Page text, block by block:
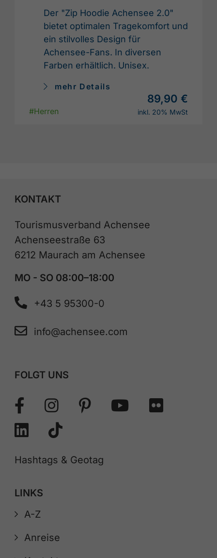
Der "Zip Hoodie Achensee 2.0"
bietet optimalen Tragekomfort und
ein stilvolles Design für
Achensee-Fans. In diversen
Farben erhältlich. Unisex.
mehr Details
#Herren
89,90 €
inkl. 20% MwSt
KONTAKT
Tourismusverband Achensee
Achenseestraße 63
6212 Maurach am Achensee
MO - SO 08:00–18:00
+43 5 95300-0
info@achensee.com
FOLGT UNS
Hashtags & Geotag
LINKS
A-Z
Anreise